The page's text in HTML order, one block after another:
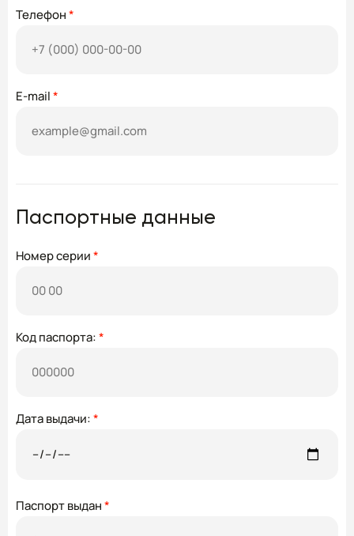
Телефон*
E-mail*
Паспортные данные
Номер серии*
Код паспорта:*
Дата выдачи:*
Паспорт выдан*